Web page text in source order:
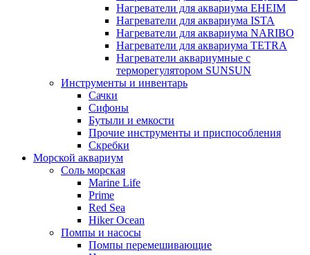
Нагреватели для аквариума EHEIM
Нагреватели для аквариума ISTA
Нагреватели для аквариума NARIBO
Нагреватели для аквариума TETRA
Нагреватели аквариумные с
терморегулятором SUNSUN
Инструменты и инвентарь
Сачки
Сифоны
Бутыли и емкости
Прочие инструменты и приспособления
Скребки
Морской аквариум
Соль морская
Marine Life
Prime
Red Sea
Hiker Ocean
Помпы и насосы
Помпы перемешивающие